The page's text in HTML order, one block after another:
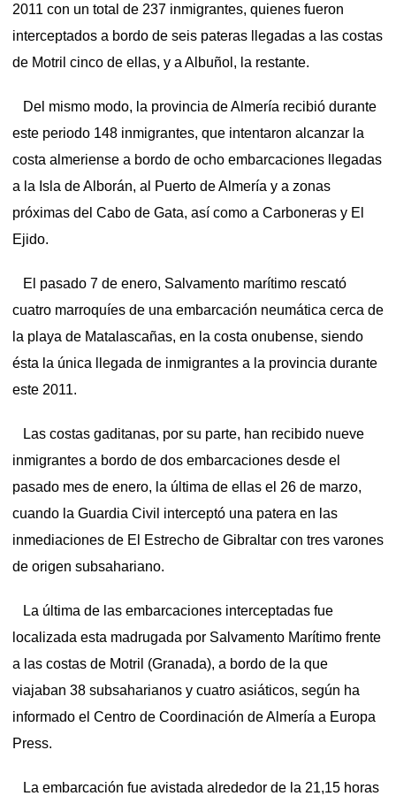
2011 con un total de 237 inmigrantes, quienes fueron
interceptados a bordo de seis pateras llegadas a las costas
de Motril cinco de ellas, y a Albuñol, la restante.
Del mismo modo, la provincia de Almería recibió durante
este periodo 148 inmigrantes, que intentaron alcanzar la
costa almeriense a bordo de ocho embarcaciones llegadas
a la Isla de Alborán, al Puerto de Almería y a zonas
próximas del Cabo de Gata, así como a Carboneras y El
Ejido.
El pasado 7 de enero, Salvamento marítimo rescató
cuatro marroquíes de una embarcación neumática cerca de
la playa de Matalascañas, en la costa onubense, siendo
ésta la única llegada de inmigrantes a la provincia durante
este 2011.
Las costas gaditanas, por su parte, han recibido nueve
inmigrantes a bordo de dos embarcaciones desde el
pasado mes de enero, la última de ellas el 26 de marzo,
cuando la Guardia Civil interceptó una patera en las
inmediaciones de El Estrecho de Gibraltar con tres varones
de origen subsahariano.
La última de las embarcaciones interceptadas fue
localizada esta madrugada por Salvamento Marítimo frente
a las costas de Motril (Granada), a bordo de la que
viajaban 38 subsaharianos y cuatro asiáticos, según ha
informado el Centro de Coordinación de Almería a Europa
Press.
La embarcación fue avistada alrededor de la 21,15 horas